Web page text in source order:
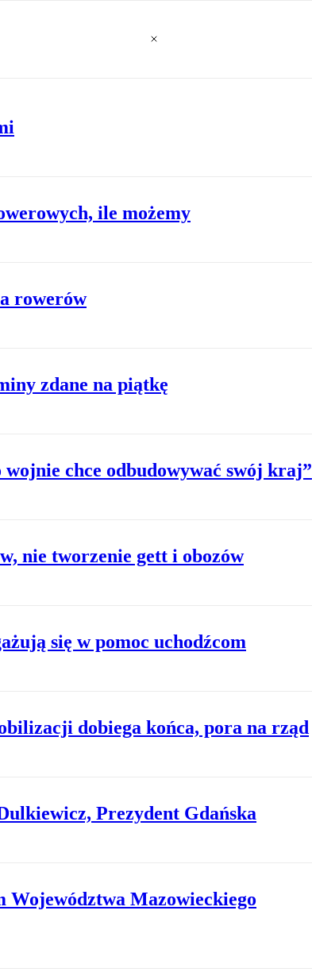
ile możemy
rowerów
zdane na piątkę
chce odbudowywać swój kraj”
nie tworzenie gett i obozów
się w pomoc uchodźcom
dobiega końca, pora na rząd
Prezydent Gdańska
Województwa Mazowieckiego